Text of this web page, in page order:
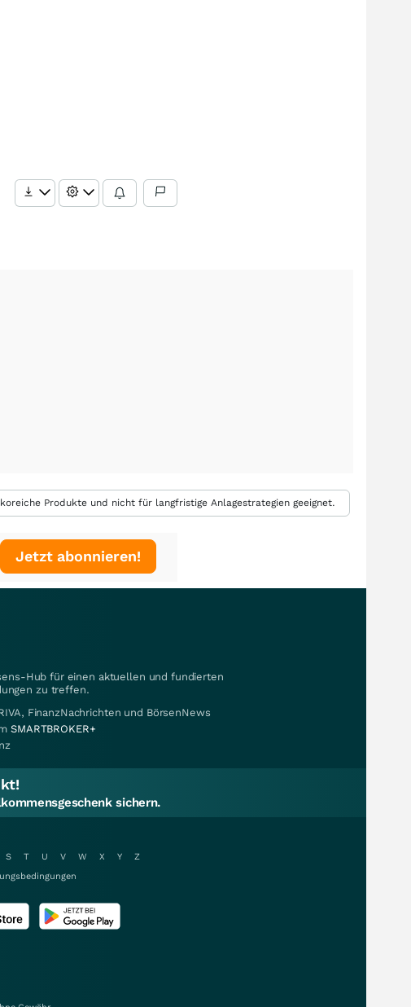
Produkte und nicht für langfristige Anlagestrategien geeignet.
Jetzt abonnieren!
Hub für einen aktuellen und fundierten
zu treffen.
FinanzNachrichten und BörsenNews
SMARTBROKER+
sichern.
S T U V W X Y
Z